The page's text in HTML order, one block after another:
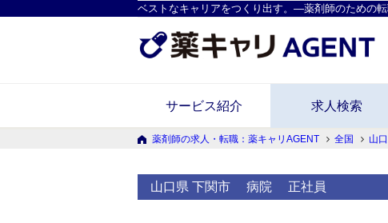
ベストなキャリアをつくり出す。―薬剤師のための
サービス紹介 求人検索
薬剤師の求人・転職：薬キャリAGENT 全国 山
山口県 下関市 病院 正社員